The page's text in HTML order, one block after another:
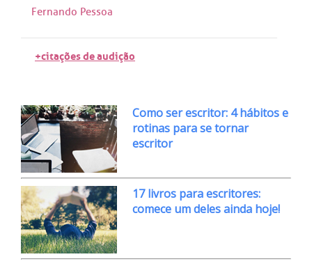
Fernando Pessoa
+citações de audição
Como ser escritor: 4 hábitos e
rotinas para se tornar
escritor
17 livros para escritores:
comece um deles ainda hoje!